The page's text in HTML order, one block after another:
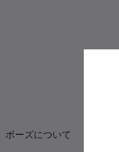
ボーズについて